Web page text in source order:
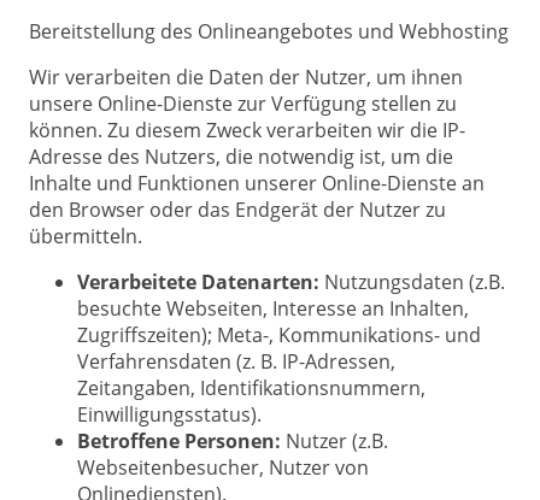
Bereitstellung des Onlineangebotes und Webhosting
Wir verarbeiten die Daten der Nutzer, um ihnen
unsere Online-Dienste zur Verfügung stellen zu
können. Zu diesem Zweck verarbeiten wir die IP-
Adresse des Nutzers, die notwendig ist, um die
Inhalte und Funktionen unserer Online-Dienste an
den Browser oder das Endgerät der Nutzer zu
übermitteln.
Verarbeitete Datenarten: Nutzungsdaten (z.B.
besuchte Webseiten, Interesse an Inhalten,
Zugriffszeiten); Meta-, Kommunikations- und
Verfahrensdaten (z. B. IP-Adressen,
Zeitangaben, Identifikationsnummern,
Einwilligungsstatus).
Betroffene Personen: Nutzer (z.B.
Webseitenbesucher, Nutzer von
Onlinediensten).